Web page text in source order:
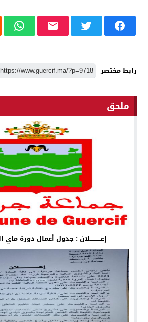
رابط مختصر
ملحق
إعـــــــــــلان : جدول أعمال دورة ماي